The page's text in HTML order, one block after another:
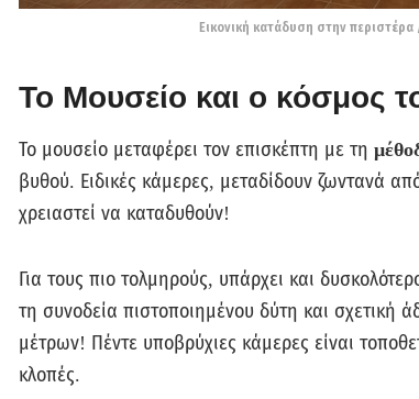
Eικονική κατάδυση στην περιστέρα
Το Μουσείο και ο κόσμος
Το μουσείο μεταφέρει τον επισκέπτη με τη
βυθού. Ειδικές κάμερες, μεταδίδουν ζωντανά
χρειαστεί να καταδυθούν!
Για τους πιο τολμηρούς, υπάρχει και
τη συνοδεία πιστοποιημένου δύτη και
μέτρων! Πέντε υποβρύχιες κάμερες είναι
κλοπές.